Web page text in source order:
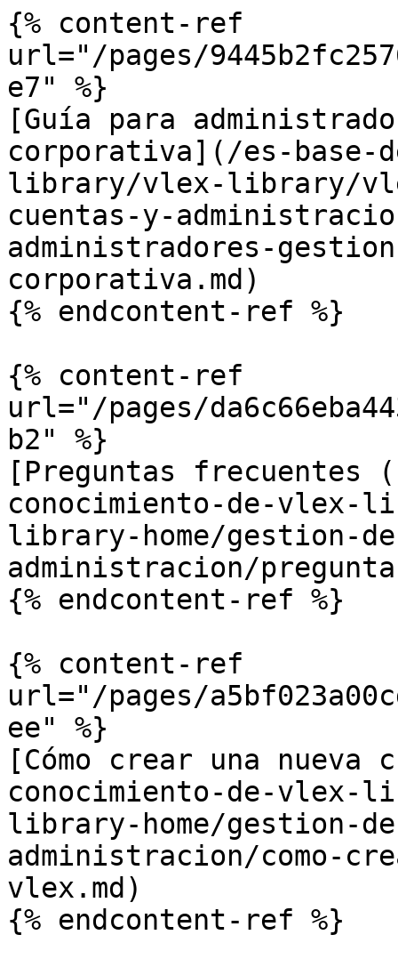
{% content-ref
url="/pages/
e7" %}
[Guía para
corporativa](/es-base-
library/vlex-library/
cuentas-y-
administradores-
corporativa.md)
{% endcontent-ref %}
{% content-ref
url="/pages/
b2" %}
[Preguntas frecuentes
conocimiento-de-
library-home/gestion-
administracion/
{% endcontent-ref %}
{% content-ref
url="/pages/
ee" %}
[Cómo crear una
conocimiento-de-
library-home/gestion-
administracion/como-
vlex.md)
{% endcontent-ref %}